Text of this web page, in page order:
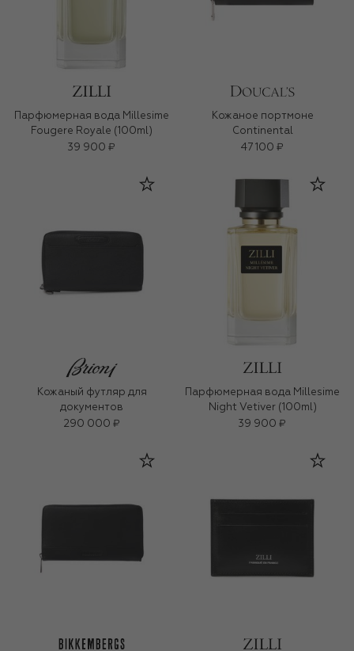
Парфюмерная вода Millesime
Fougere Royale (100ml)
39 900 ₽
Кожаное портмоне
Continental
47 100 ₽
Кожаный футляр для
документов
290 000 ₽
Парфюмерная вода Millesime
Night Vetiver (100ml)
39 900 ₽